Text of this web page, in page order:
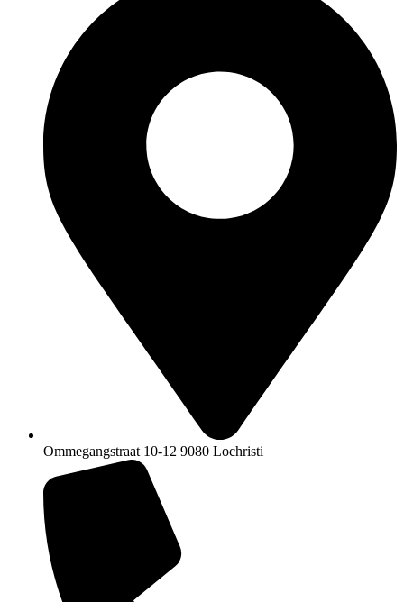
Ommegangstraat 10-12 9080 Lochristi